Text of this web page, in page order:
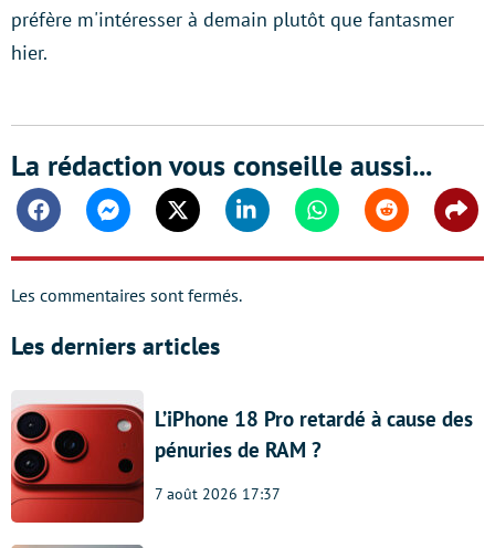
préfère m'intéresser à demain plutôt que fantasmer
hier.
La rédaction vous conseille aussi...
FacebookMessengerTwitter Linkedin WhatsappReddit
Les commentaires sont fermés.
Les derniers articles
L’iPhone 18 Pro retardé à cause des
pénuries de RAM ?
7 août 2026 17:37